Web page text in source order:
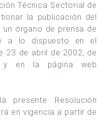
Técnica Sectorial de
la publicación del
órgano de prensa de
a lo dispuesto en el
23 de abril de 2002, de
y en la página web
presente Resolución
en vigencia a partir de